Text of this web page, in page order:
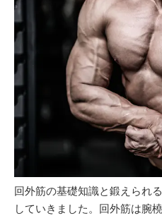
回外筋の基礎知識と鍛えられ
していきました。回外筋は腕